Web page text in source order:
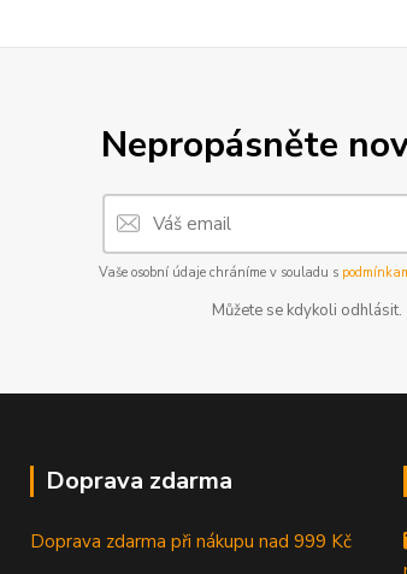
Nepropásněte
Vaše osobní údaje chráníme v souladu s
Můžete se kdykoli
Doprava zdarma
Doprava zdarma při nákupu nad 999 Kč